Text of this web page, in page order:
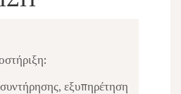
εξυπηρέτηση